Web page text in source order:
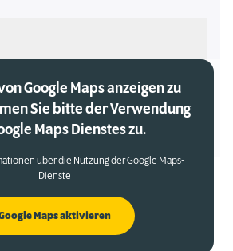
Google Maps anzeigen zu
Sie bitte der Verwendung
Maps Dienstes zu.
über die Nutzung der Google Maps-
Dienste
Maps aktivieren